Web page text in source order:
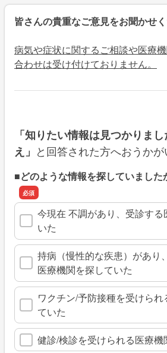
皆さんの貴重なご意見をお聞かせく
病気や症状に関するご相談や医療
合わせは受け付けておりません。
「知りたい情報は見つかりまし
え」 と回答された方へおうかが
■どのような情報を探していました
今現在 不調があり、受診する
いた
持病（慢性的な疾患）があり
医療機関を探していた
ワクチン/予防接種を受けら
ていた
健診/検診を受けられる医療機